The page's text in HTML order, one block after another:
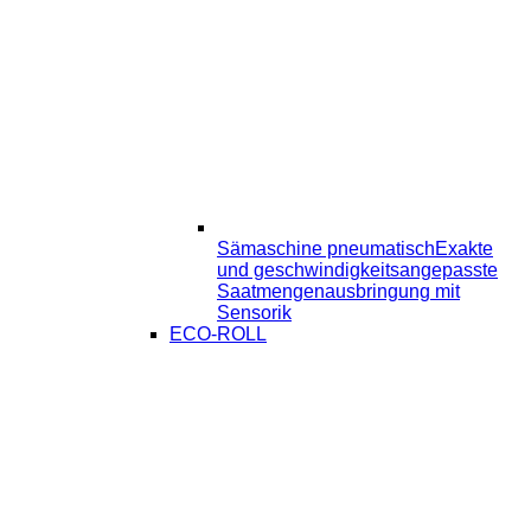
Sämaschine pneumatischExakte
und geschwindigkeitsangepasste
Saatmengenausbringung mit
Sensorik
ECO-ROLL